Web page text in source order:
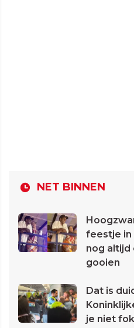
NET BINNEN
feestje in
nog altijd
gooien
Dat is
je niet